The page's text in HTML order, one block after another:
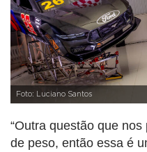
Foto: Luciano Santos
“Outra questão que
de peso, então essa é